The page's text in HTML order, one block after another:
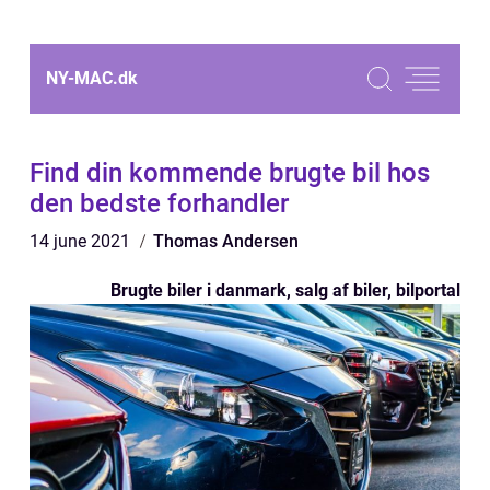
NY-MAC.dk
Find din kommende brugte bil hos
den bedste forhandler
14 june 2021 Thomas Andersen
Brugte biler i danmark, salg af biler, bilportal